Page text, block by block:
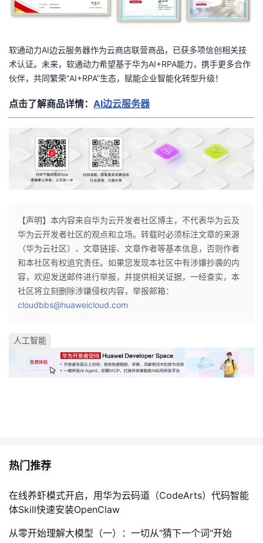
软通动力AI边云服务器作为云商店联营商品，已获多项信创相关技
术认证。未来，软通动力希望基于华为AI+RPA能力，携手更多合作
伙伴，共同繁荣“AI+RPA”生态，赋能企业智能化转型升级！
点击了解商品详情： AI边云服务器
【声明】本内容来自华为云开发者社区博主，不代表华为云及
华为云开发者社区的观点和立场。转载时必须标注文章的来源
（华为云社区）、文章链接、文章作者等基本信息，否则作者
和本社区有权追究责任。如果您发现本社区中有涉嫌抄袭的内
容，欢迎发送邮件进行举报，并提供相关证据，一经查实，本
社区将立刻删除涉嫌侵权内容，举报邮箱：
cloudbbs@huaweicloud.com
人工智能
热门推荐
在线养虾模式开启，用华为云码道（CodeArts）代码智能
体Skill快速安装OpenClaw
从零开始理解大模型（一）：一切从"猜下一个词"开始